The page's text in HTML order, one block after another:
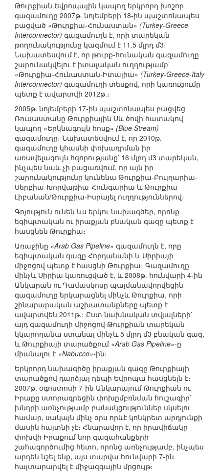
Թուրքիան Եվրոպային կապող երկրորդ խոշոր
գազամուղը 2007թ. նոյեմբերի 18-ին պաշտոնապես
բացված «Թուրքիա-Հունաստան» (Turkey-Greece
Interconnector) գազամուղն է, որի տարեկան
թողունակությունը կազմում է 11.5 մլրդ մ3։
Նախատեսվում է, որ թուրք-հունական գազամուղը
շարունակվելու է իտալական ուղղությամբ՝
«Թուրքիա-Հունաստան-Իտալիա» (Turkey-Greece-Italy
Interconnector) գազամուղի տեսքով, որի կառուցումը
պետք է ավարտվի 2012թ.։
2005թ. նոյեմբերի 17-ին պաշտոնապես բացվեց
Ռուսաստանը Թուրքիային Սև ծովի հատակով
կապող «Երկնագույն հոսք» (Blue Stream)
գազամուղը։ Նախատեսվում է, որ 2010թ.
գազամուղը կհասնի փոխադրման իր
առավելագույն հզորությանը՝ 16 մլրդ մ3 տարեկան,
ինչպես նաև չի բացառվում, որ այն իր
շարունակությունը կունենա Թուրքիա-Բուլղարիա-
Սերբիա-Խորվաթիա-Հունգարիա և Թուրքիա-
Լիբանան/Թուրքիա-Իսրայել ուղղություններով։
Գոյություն ունեն ևս երկու նախագծեր, որոնք
եգիպտական ու իրաքյան բնական գազը պետք է
հասցնեն Թուրքիա։
Առաջինը «Arab Gas Pipeline» գազամուղն է, որը
եգիպտական գազը Հորդանանի և Սիրիայի
միջոցով պետք է հասցնի Թուրքիա։ Գազամուղը
մինչև Սիրիա կառուցված է, և 2008թ. հունվարի 4-ին
Անկարան ու Դամասկոսը պայմանավորվեցին
գազամուղը երկարացնել մինչև Թուրքիա, որի
շինարարական աշխատանքները պետք է
ավարտվեն 2011թ.։ Ըստ նախնական տվյալների՝
այդ գազամուղի միջոցով Թուրքիան տարեկան
կկարողանա ստանալ մինչև 5 մլրդ մ3 բնական գազ,
և Թուրքիայի տարածքում «Arab Gas Pipeline»-ը
միանալու է «Nabucco»-ին։
Երկրորդ նախագիծը իրաքյան գազը Թուրքիայի
տարածքով դարձյալ դեպի Եվրոպա հասցնելն է։
2007թ. օգոստոսի 7-ին Անկարայում Թուրքիան ու
Իրաքը ստորագրեցին փոխըմբռնման հուշագիր՝
խնդրի առնչությամբ բանակցություններ սկսելու
համար, սակայն մինչ օրս որևէ կոնկրետ արդյունքի
մասին հայտնի չէ։ Հնարավոր է, որ իրավիճակը
փոխվի Իրաքում նոր գազահանքերի
շահագործումից հետո, որոնց առնչությամբ, ինչպես
արդեն նշել ենք, այս տարվա հունվարի 7-ին
հայտարարվել է միջազգային մրցույթ։